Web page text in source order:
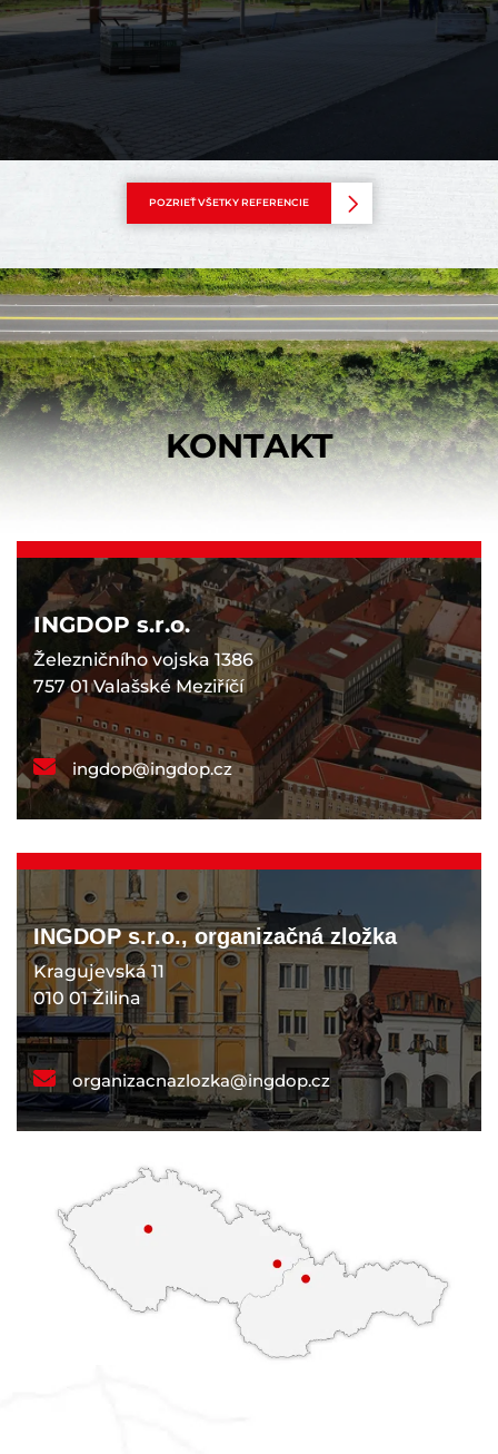
POZRIEŤ VŠETKY REFERENCIE
KONTAKT
INGDOP s.r.o.
Železničního vojska 1386
757 01 Valašské Meziříčí
ingdop@ingdop.cz
INGDOP s.r.o., organizačná zložka
Kragujevská 11
010 01 Žilina
organizacnazlozka@ingdop.cz